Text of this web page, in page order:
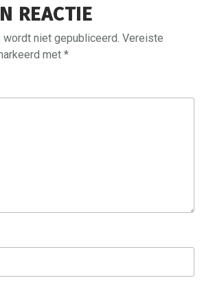
REACTIE
niet gepubliceerd. Vereiste
met *